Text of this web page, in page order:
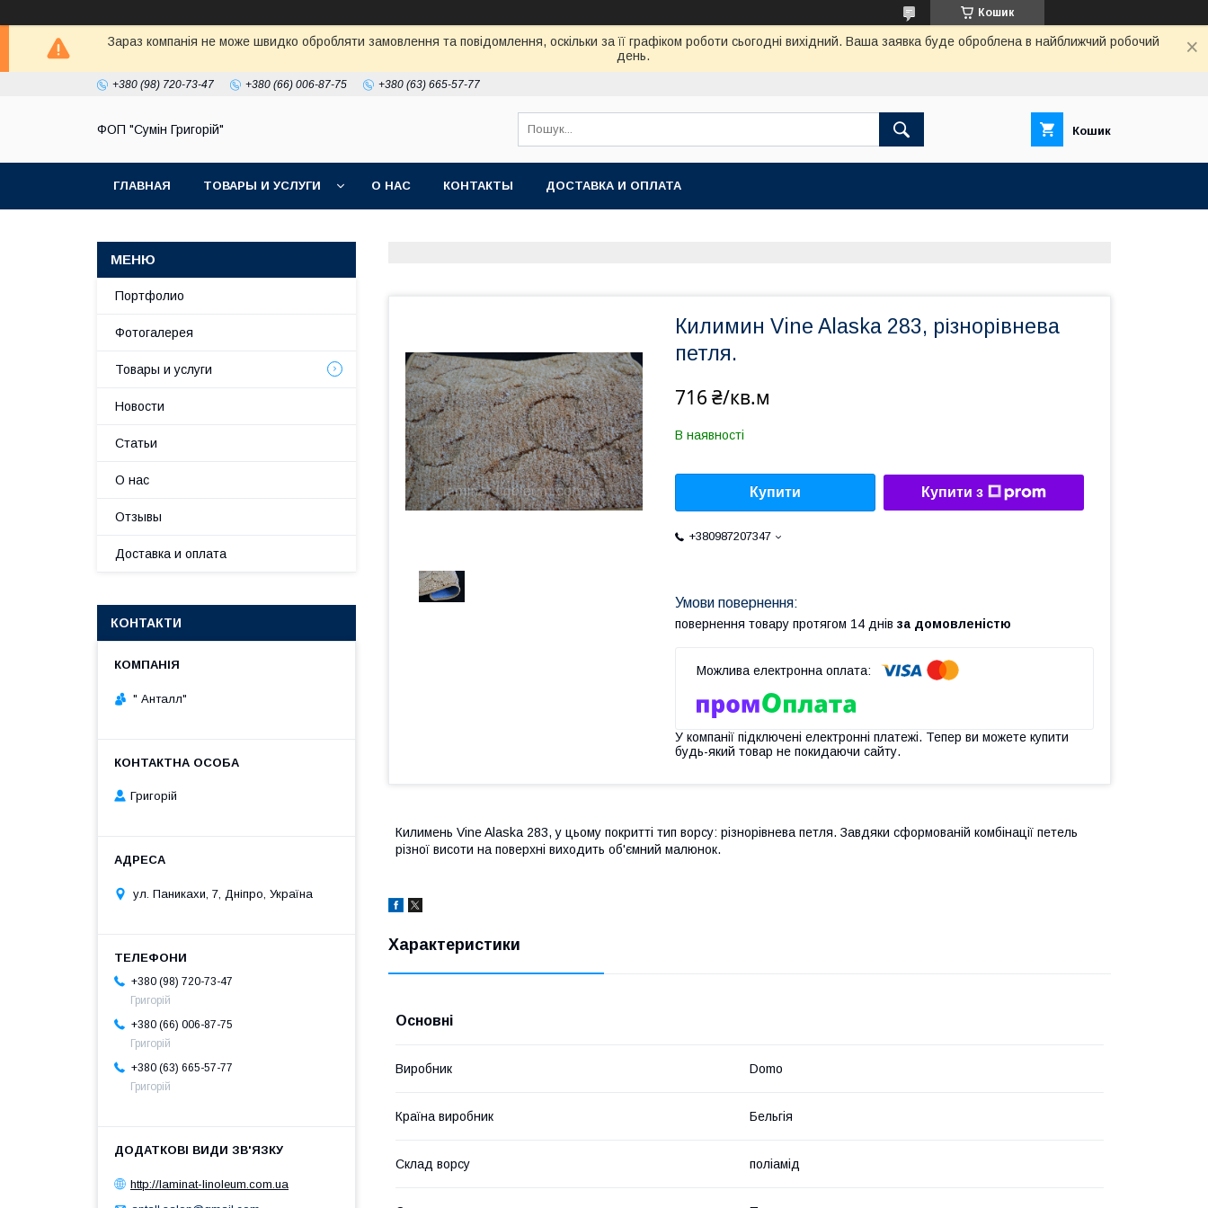
Кошик
Зараз компанія не може швидко обробляти замовлення та повідомлення, оскільки за її графіком роботи сьогодні вихідний. Ваша заявка буде оброблена в найближчий робочий
день.
+380 (98) 720-73-47 +380 (66) 006-87-75 +380 (63) 665-57-77
ФОП "Сумін Григорій" Кошик
ГЛАВНАЯ ТОВАРЫ И УСЛУГИ О НАС КОНТАКТЫ ДОСТАВКА И ОПЛАТА
Килимин Vine Alaska 283, різнорівнева
петля.
716 ₴/кв.м
В наявності
Купити Купити з
+380987207347
повернення товару протягом 14 днів за домовленістю
У компанії підключені електронні платежі. Тепер ви можете купити
будь-який товар не покидаючи сайту.
Килимень Vine Alaska 283, у цьому покритті тип ворсу: різнорівнева петля. Завдяки сформованій комбінації петель
різної висоти на поверхні виходить об'ємний малюнок.
Характеристики
Основні
Виробник Domo
Країна виробник Бельгія
Склад ворсу поліамід
Портфолио
Фотогалерея
Товары и услуги
Новости
Статьи
О нас
Отзывы
Доставка и оплата
КОНТАКТИ
" Анталл"
Григорій
ул. Паникахи, 7, Дніпро, Україна
+380 (98) 720-73-47
Григорій
+380 (66) 006-87-75
Григорій
+380 (63) 665-57-77
Григорій
http://laminat-linoleum.com.ua